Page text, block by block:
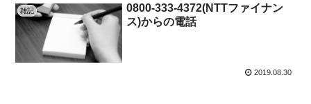
雑記
0800-333-4372(NTTファイナン
ス)からの電話
2019.08.30